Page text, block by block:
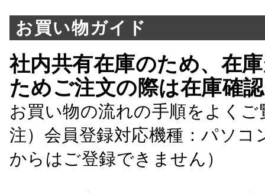
お買い物ガイド
社内共有在庫のため、在
ためご注文の際は在庫確
お買い物の流れの手順をよくご
注）会員登録対応機種：パソ
からはご登録できません）